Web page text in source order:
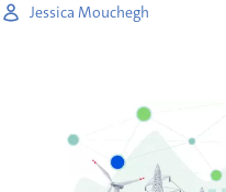
Jessica Mouchegh